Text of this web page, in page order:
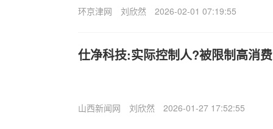
环京津网 刘欣然 2026-02-01 07:19:55
仕净科技:实际控制人?被限制高消费
山西新闻网 刘欣然 2026-01-27 17:52:55